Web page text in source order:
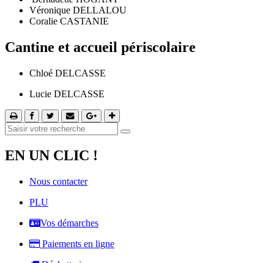
Véronique DELLALOU
Coralie CASTANIE
Cantine et accueil périscolaire
Chloé DELCASSE
Lucie DELCASSE
EN UN CLIC !
Nous contacter
PLU
Vos démarches
Paiements en ligne